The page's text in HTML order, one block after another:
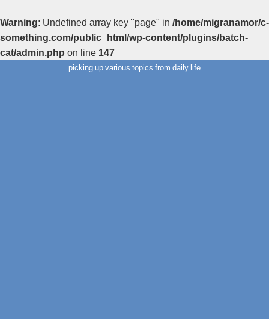
Warning: Undefined array key "page" in /home/migranamor/c-
something.com/public_html/wp-content/plugins/batch-
cat/admin.php on line 147
picking up various topics from daily life